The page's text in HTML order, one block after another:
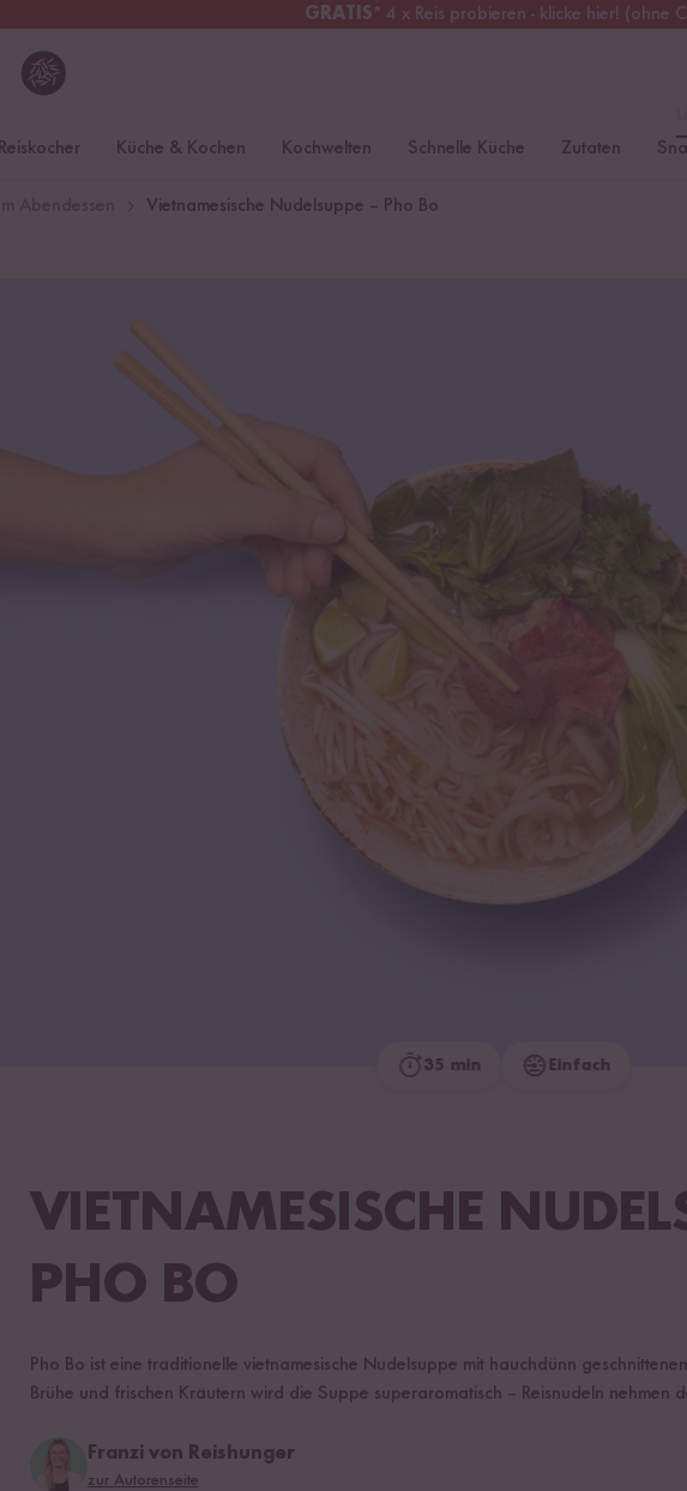
GRATIS* 4 x Reis probieren - klicke hier! (ohne
Kostenloser
Reiskocher Küche & Kochen Kochwelten Schnelle Küche Zutaten
Vietnamesische Nudelsuppe – Pho Bo
35 min Einfach
VIETNAMESISCHE
PHO BO
Pho Bo ist eine traditionelle vietnamesische Nudelsuppe mit hauchdünn
Brühe und frischen Kräutern wird die Suppe superaromatisch – Reisnudeln nehmen
Franzi von Reishunger
zur Autorenseite